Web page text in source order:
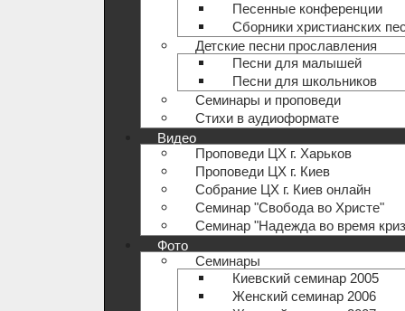
Песенные конференции
Сборники христианских
Детские песни прославления
Песни для малышей
Песни для школьников
Семинары и проповеди
Стихи в аудиоформате
Видео
Проповеди ЦХ г. Харьков
Проповеди ЦХ г. Киев
Собрание ЦХ г. Киев онлайн
Семинар "Свобода во Христе"
Семинар "Надежда во время
Фото
Семинары
Киевский семинар 2005
Женский семинар 2006